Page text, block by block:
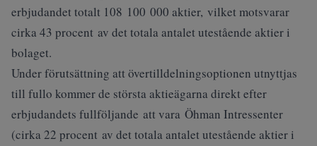
erbjudandet totalt 108 100 000 aktier, vilket motsvarar
cirka 43 procent av det totala antalet utestående aktier i
bolaget.
Under förutsättning att övertilldelningsoptionen utnyttjas
till fullo kommer de största aktieägarna direkt efter
erbjudandets fullföljande att vara Öhman Intressenter
(cirka 22 procent av det totala antalet utestående aktier i